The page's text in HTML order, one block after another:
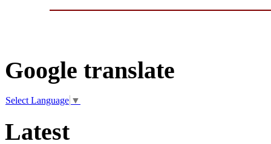
Google translate
Select Language ▼
Latest